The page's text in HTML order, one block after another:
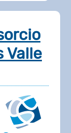
Valle